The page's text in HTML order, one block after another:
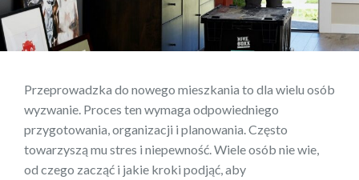
Przeprowadzka do nowego mieszkania to dla wielu osób
wyzwanie. Proces ten wymaga odpowiedniego
przygotowania, organizacji i planowania. Często
towarzyszą mu stres i niepewność. Wiele osób nie wie,
od czego zacząć i jakie kroki podjąć, aby